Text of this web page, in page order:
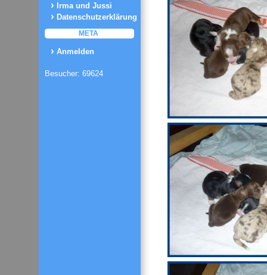
Irma und Jussi
Datenschutzerklärung
META
Anmelden
Besucher: 69624